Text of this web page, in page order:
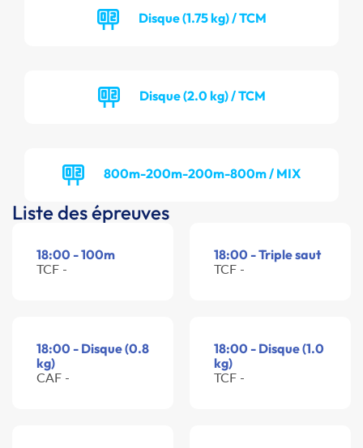
Disque (1.75 kg) / TCM
Disque (2.0 kg) / TCM
800m-200m-200m-800m / MIX
Liste des épreuves
18:00 - 100m
TCF -
18:00 - Triple saut
TCF -
18:00 - Disque (0.8
kg)
CAF -
18:00 - Disque (1.0
kg)
TCF -